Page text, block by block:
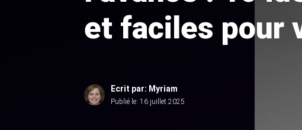
et faciles pour
Ecrit par: Myriam
Publié le: 16 juillet 2025